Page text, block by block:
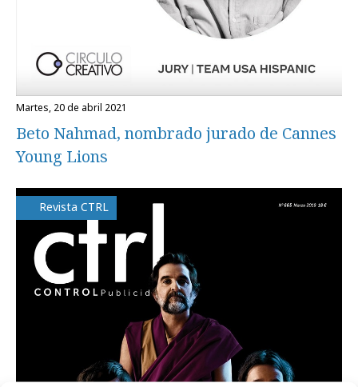
martes, 20 de abril 2021
Beto Nahmad, nombrado jurado de Cannes
Young Lions
Revista CTRL